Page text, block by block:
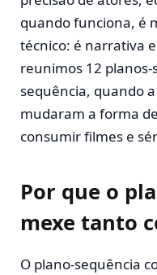
quando funciona, é
técnico: é narrativa
reunimos 12 planos-
sequência, quando
mudaram a forma
consumir filmes e
Por que o
mexe tanto
O plano-sequência